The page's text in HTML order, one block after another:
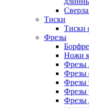
Тиски
Тиски
Фрезы
Ножи
Фрезы
Фрезы
Фрезы
Фрезы
Фрезы